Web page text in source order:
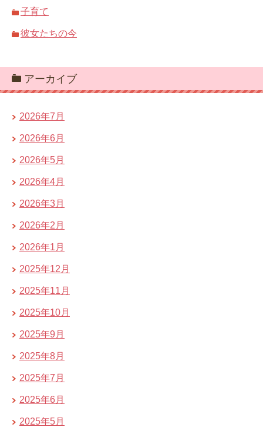
子育て
彼女たちの今
アーカイブ
2026年7月
2026年6月
2026年5月
2026年4月
2026年3月
2026年2月
2026年1月
2025年12月
2025年11月
2025年10月
2025年9月
2025年8月
2025年7月
2025年6月
2025年5月